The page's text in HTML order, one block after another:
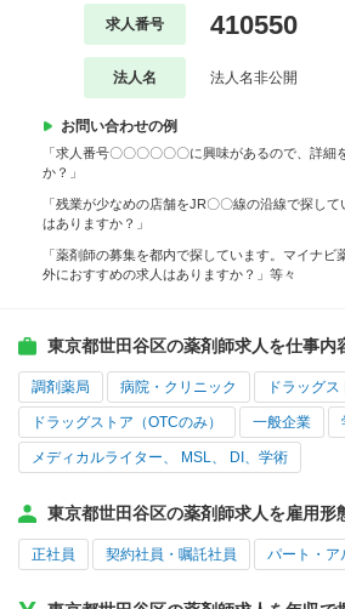
求人番号 410550
法人名 法人名非公開
お問い合わせの例
「求人番号〇〇〇〇〇〇に興味があるので、詳細
か？」
「残業が少なめの店舗をJR〇〇線の沿線で探し
はありますか？」
「薬剤師の募集を都内で探しています。マイナビ
外におすすめの求人はありますか？」等々
東京都世田谷区の薬剤師求人を仕事内
調剤薬局 病院・クリニック ドラッグス
ドラッグストア（OTCのみ） 一般企業
メディカルライター、 MSL、 DI、学術
東京都世田谷区の薬剤師求人を雇用形
正社員 契約社員・嘱託社員 パート・ア